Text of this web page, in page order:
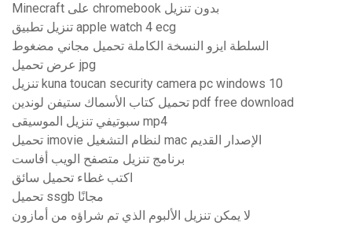
Minecraft على chromebook بدون تنزيل
تنزيل تطبيق apple watch 4 ecg
السلطة ايزو النسخة الكاملة تحميل مجاني مضغوط
عرض تحميل jpg
تنزيل kuna toucan security camera pc windows 10
تحميل كتاب الأسماك ستيفن لوندين pdf free download
سبوتيفي تنزيل الموسيقى mp4
تحميل imovie لنظام التشغيل mac الإصدار القديم
برنامج تنزيل متصفح الويب أفاست
اكتب غطاء تحميل سائق
تحميل ssgb مجانًا
لا يمكن تنزيل الألبوم الذي تم شراؤه من أمازون